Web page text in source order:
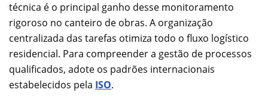
técnica é o principal ganho desse monitoramento
rigoroso no canteiro de obras. A organização
centralizada das tarefas otimiza todo o fluxo logístico
residencial. Para compreender a gestão de processos
qualificados, adote os padrões internacionais
estabelecidos pela ISO.